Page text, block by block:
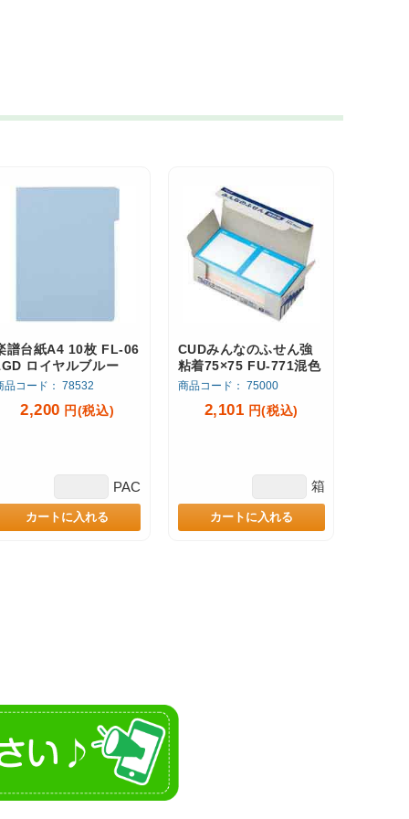
2,200 円(税込)
品コード： 78532
譜台紙A4 10枚 FL-06
ロイヤルブルー
PAC
カートに入れる
2,101 円(税込)
商品コード： 75000
CUDみんなのふせん強
粘着75×75 FU-771混色
箱
カートに入れる